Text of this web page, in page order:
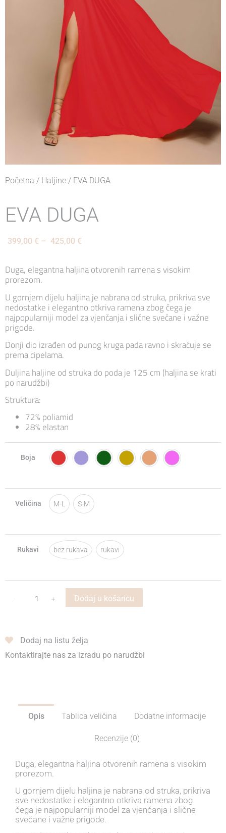
Početna / Haljine / EVA DUGA
EVA DUGA
399,00 € – 425,00 €
Duga, elegantna haljina otvorenih ramena s visokim
prorezom.
U gornjem dijelu haljina je nabrana od struka, prikriva sve
nedostatke i elegantno otkriva ramena zbog čega je
najpopularniji model za vjenčanja i slične svečane i važne
prigode.
Donji dio izrađen od punog kruga pada ravno i skraćuje se
prema cipelama.
Duljina haljine od struka do poda je 125 cm (haljina se krati
po narudžbi)
Struktura:
72% poliamid
28% elastan
Boja
Veličina M-L S-M
Rukavi bez rukava rukavi
- + Dodaj u košaricu
Dodaj na listu želja
Kontaktirajte nas za izradu po narudžbi
Opis Tablica veličina Dodatne informacije
Recenzije (0)
Duga, elegantna haljina otvorenih ramena s visokim
prorezom.
U gornjem dijelu haljina je nabrana od struka, prikriva
sve nedostatke i elegantno otkriva ramena zbog
čega je najpopularniji model za vjenčanja i slične
svečane i važne prigode.